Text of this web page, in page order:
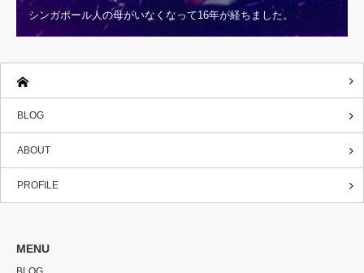
シンガポール人の母がいなくなって16年が経ちました。
BLOG
ABOUT
PROFILE
MENU